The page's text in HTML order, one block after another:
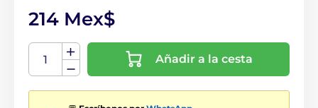
214 Mex$
Añadir a la cesta